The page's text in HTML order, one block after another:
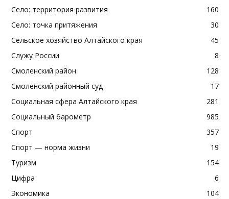
Село: территория развития
160
Село: точка притяжения
30
Сельское хозяйство Алтайского края
45
Служу России
8
Смоленский район
128
Смоленский районный суд
17
Социальная сфера Алтайского края
281
Социальный барометр
985
Спорт
357
Спорт — норма жизни
19
Туризм
154
Цифра
6
Экономика
104